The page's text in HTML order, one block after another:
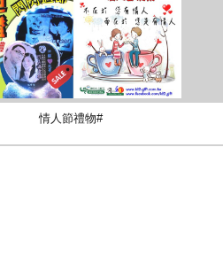
情人節禮物#